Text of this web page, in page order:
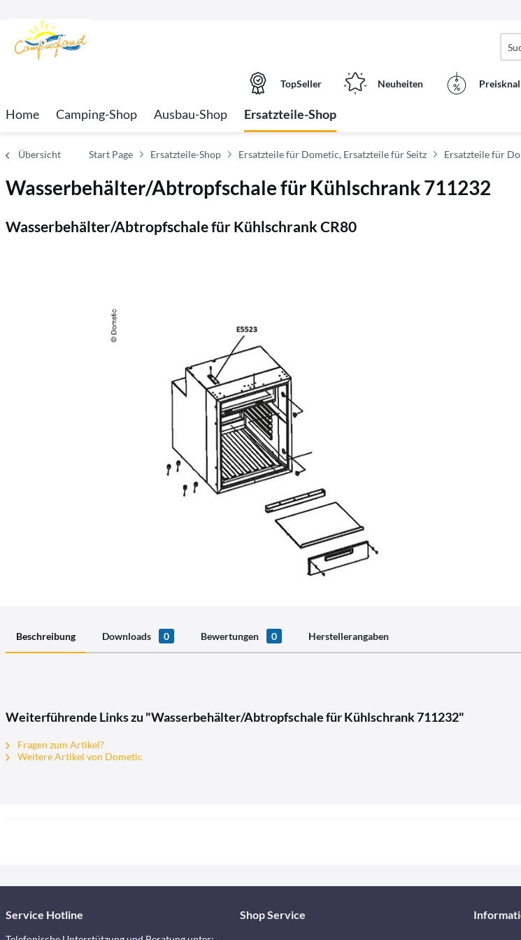
TopSeller Neuheiten
Home Camping-Shop Ausbau-Shop Ersatzteile-Shop
Übersicht Start Page Ersatzteile-Shop Ersatzteile für Dometic, Ersatzteile für Seitz Ersatzteile für
Wasserbehälter/Abtropfschale für Kühlschrank 711232
Wasserbehälter/Abtropfschale für Kühlschrank CR80
Beschreibung Downloads 0 Bewertungen 0 Herstellerangaben
Weiterführende Links zu "Wasserbehälter/Abtropfschale für Kühlschrank 711232"
Fragen zum Artikel?
Weitere Artikel von Dometic
Service Hotline Shop Service